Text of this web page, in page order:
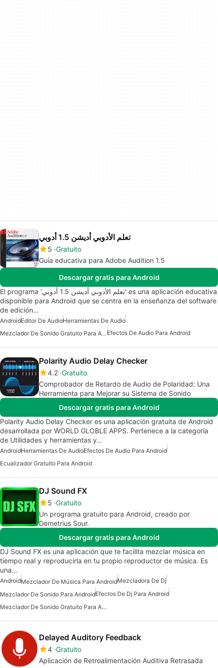
تعلم الأدوبي أديشن 1.5 أدوبي
5 Gratuito
Guía educativa para Adobe Audition 1.5
Descargar gratis para Android
El programa 'تعلم الأدوبي أديشن 1.5 أدوبي' es una aplicación educativa
disponible para Android que se centra en la enseñanza del software
de edición…
AndroidEditor De AudioHerramientas De Audio
Mezclador De Sonido Gratuito Para Android Efectos De Audio Para Android
Polarity Audio Delay Checker
4.2 Gratuito
Comprobador de Retardo de Audio de Polaridad: Una
Herramienta para Mejorar su Sistema de Sonido
Descargar gratis para Android
Polarity Audio Delay Checker es una aplicación gratuita de Android
desarrollada por WORLD GLOBLE APPS. Pertenece a la categoría
de Utilidades y herramientas y…
AndroidHerramientas De AudioEfectos De Audio Para Android
Ecualizador Gratuito Para Android
DJ Sound FX
5 Gratuito
Un programa gratuito para Android, creado por
Demetrius Sour.
Descargar gratis para Android
DJ Sound FX es una aplicación que te facilita mezclar música en
tiempo real y reproducirla en tu propio reproductor de música. Es
una…
AndroidMezclador De Música Para AndroidMezcladora De Dj
Mezclador De Sonido Para AndroidEfectos De Dj Para Android
Mezclador De Sonido Gratuito Para Android
Delayed Auditory Feedback
4 Gratuito
Aplicación de Retroalimentación Auditiva Retrasada